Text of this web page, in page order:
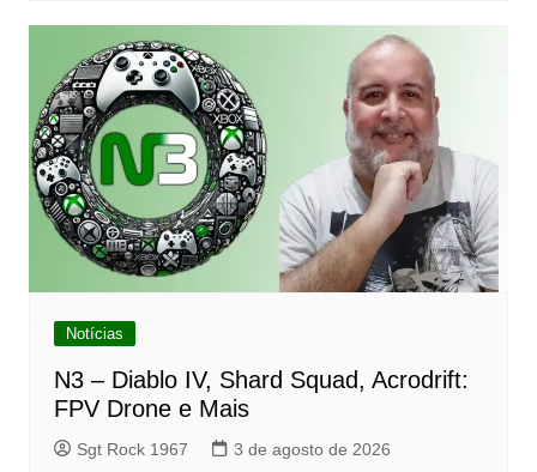
Notícias
N3 – Diablo IV, Shard Squad, Acrodrift:
FPV Drone e Mais
Sgt Rock 1967 3 de agosto de 2026